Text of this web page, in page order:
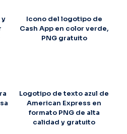
y
Icono del logotipo de
Cash App en color verde,
PNG gratuito
Logotipo de texto azul de
American Express en
formato PNG de alta
calidad y gratuito